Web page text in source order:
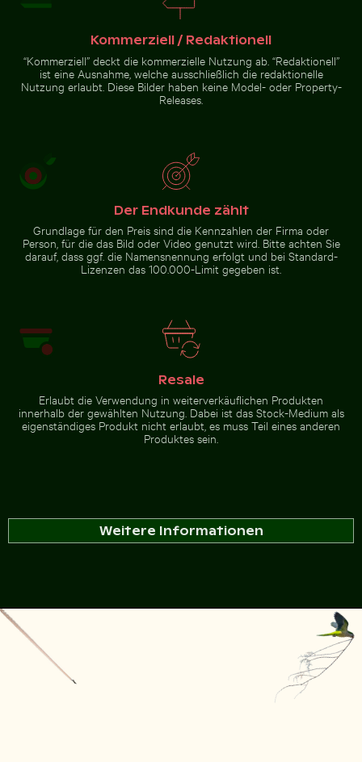
Berliner Fernsehturm bei Sonnenuntergang an
Berlin im goldenen
Kommerziell / Redaktionell
“Kommerziell” deckt die kommerzielle Nutzung ab. “Redaktionell”
ist eine Ausnahme, welche ausschließlich die redaktionelle
Nutzung erlaubt. Diese Bilder haben keine Model- oder Property-
Releases.
Der Endkunde zählt
Grundlage für den Preis sind die Kennzahlen der Firma oder
Person, für die das Bild oder Video genutzt wird. Bitte achten Sie
darauf, dass ggf. die Namensnennung erfolgt und bei Standard-
Lizenzen das 100.000-Limit gegeben ist.
Resale
Erlaubt die Verwendung in weiterverkäuflichen Produkten
innerhalb der gewählten Nutzung. Dabei ist das Stock-Medium als
eigenständiges Produkt nicht erlaubt, es muss Teil eines anderen
Produktes sein.
Weitere Informationen